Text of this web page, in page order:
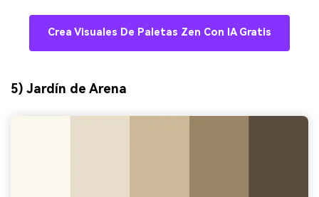
Crea Visuales De Paletas Zen Con IA Gratis
5) Jardín de Arena